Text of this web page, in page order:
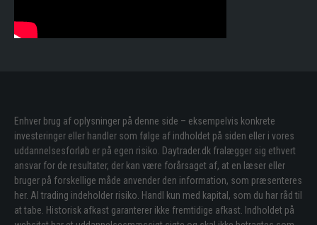
Enhver brug af oplysninger på denne side – eksempelvis konkrete
investeringer eller handler som følge af indholdet på siden eller i vores
uddannelsesforløb er på egen risiko. Daytrader.dk fralægger sig ethvert
ansvar for de resultater, der kan være forårsaget af, at en læser eller
bruger på forskellige måde anvender den information, som præsenteres
her. Al trading indeholder risiko. Handl kun med kapital, som du har råd til
at tabe. Historisk afkast garanterer ikke fremtidige afkast. Indholdet på